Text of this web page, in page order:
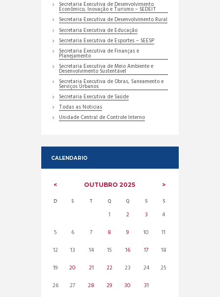
Secretaria Executiva de Desenvolvimento
Econômico, Inovação e Turismo – SEDEIT
Secretaria Executiva de Desenvolvimento Rural
Secretaria Executiva de Educação
Secretaria Executiva de Esportes – SEESP
Secretaria Executiva de Finanças e
Planejamento
Secretaria Executiva de Meio Ambiente e
Desenvolvimento Sustentável
Secretaria Executiva de Obras, Saneamento e
Serviços Urbanos
Secretaria Executiva de Saúde
Todas as Noticias
Unidade Central de Controle Interno
CALENDARIO
OUTUBRO 2025
D S T Q Q S S
1 2 3
4
5
6 7 8 9 10
11
12
13 14 15 16 17
18
19
20 21 22 23 24
25
26
27 28 29 30 31